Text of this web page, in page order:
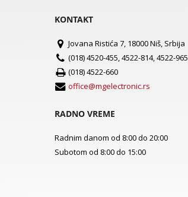
KONTAKT
Jovana Ristića 7, 18000 Niš, Srbija
(018) 4520-455, 4522-814, 4522-965
(018) 4522-660
office@mgelectronic.rs
RADNO VREME
Radnim danom od 8:00 do 20:00
Subotom od 8:00 do 15:00